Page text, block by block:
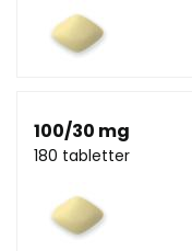
100/30 mg
180 tabletter